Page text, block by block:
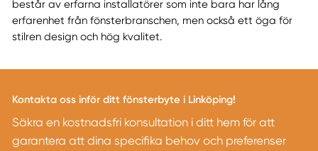
består av erfarna installatörer som inte bara har lång
erfarenhet från fönsterbranschen, men också ett öga för
stilren design och hög kvalitet.
Kontakta oss inför ditt fönsterbyte i Linköping!
Säkra en kostnadsfri konsultation i ditt hem för att
garantera att dina specifika behov och preferenser